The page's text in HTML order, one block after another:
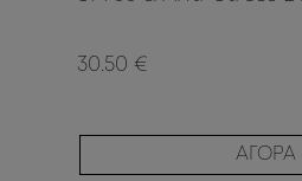
30.50 €
ΑΓΟΡΑ